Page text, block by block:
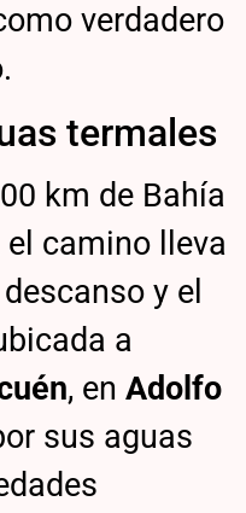
verdadero
termales
km de Bahía
el camino lleva
y el
a
, enAdolfo
sus aguas